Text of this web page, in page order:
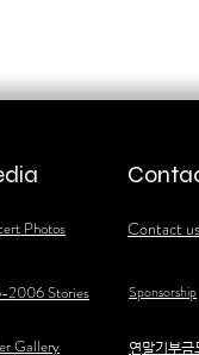
Photos Contact us
2006 Stories Sponsorship
Gallery 연말기부금